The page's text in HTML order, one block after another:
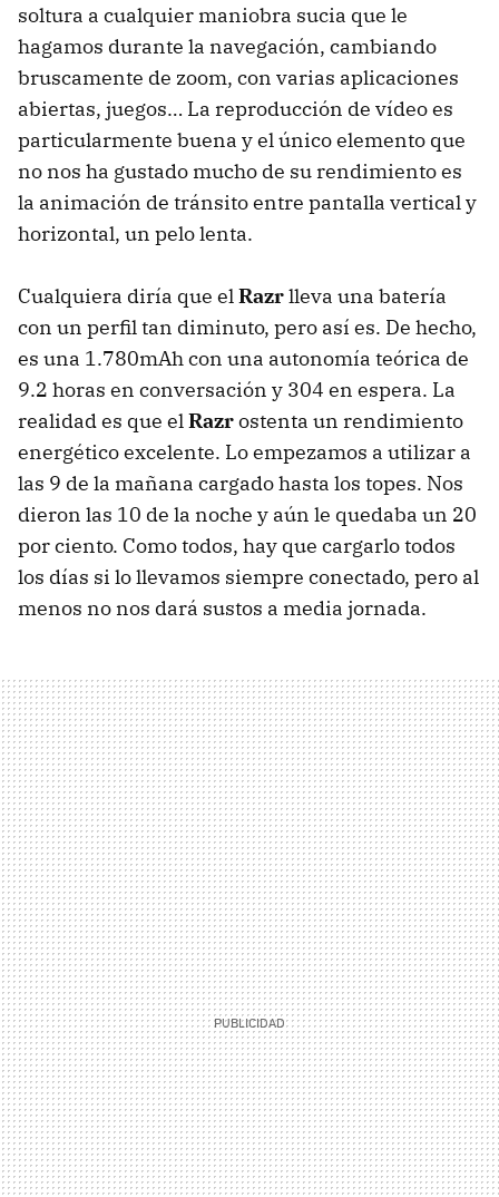
soltura a cualquier maniobra sucia que le
hagamos durante la navegación, cambiando
bruscamente de zoom, con varias aplicaciones
abiertas, juegos… La reproducción de vídeo es
particularmente buena y el único elemento que
no nos ha gustado mucho de su rendimiento es
la animación de tránsito entre pantalla vertical y
horizontal, un pelo lenta.
Cualquiera diría que elRazrlleva una batería
con un perfil tan diminuto, pero así es. De hecho,
es una 1.780mAh con una autonomía teórica de
9.2 horas en conversación y 304 en espera. La
realidad es que elRazrostenta un rendimiento
energético excelente. Lo empezamos a utilizar a
las 9 de la mañana cargado hasta los topes. Nos
dieron las 10 de la noche y aún le quedaba un 20
por ciento. Como todos, hay que cargarlo todos
los días si lo llevamos siempre conectado, pero al
menos no nos dará sustos a media jornada.